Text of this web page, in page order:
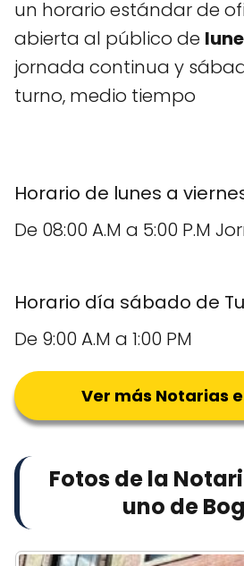
un horario estándar de
abierta al público de
jornada continua y
turno, medio tiempo
Horario de lunes a
De 08:00 A.M a 5:00 P.M
Horario día sábado de
De 9:00 A.M a 1:00 PM
Ver más Notarias
Fotos de la
uno de